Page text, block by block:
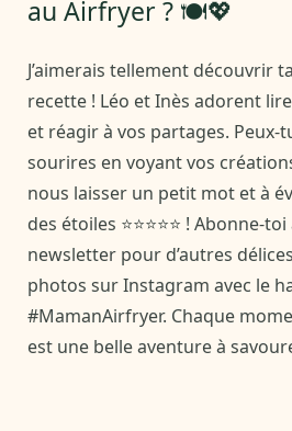
au Airfryer ? 🍽️💖
J’aimerais tellement découvrir
recette ! Léo et Inès adorent
et réagir à vos partages. Peux-
sourires en voyant vos
nous laisser un petit mot et à
des étoiles ⭐⭐⭐⭐⭐ ! Abonne-
newsletter pour d’autres
photos sur Instagram avec le
#MamanAirfryer. Chaque
est une belle aventure à